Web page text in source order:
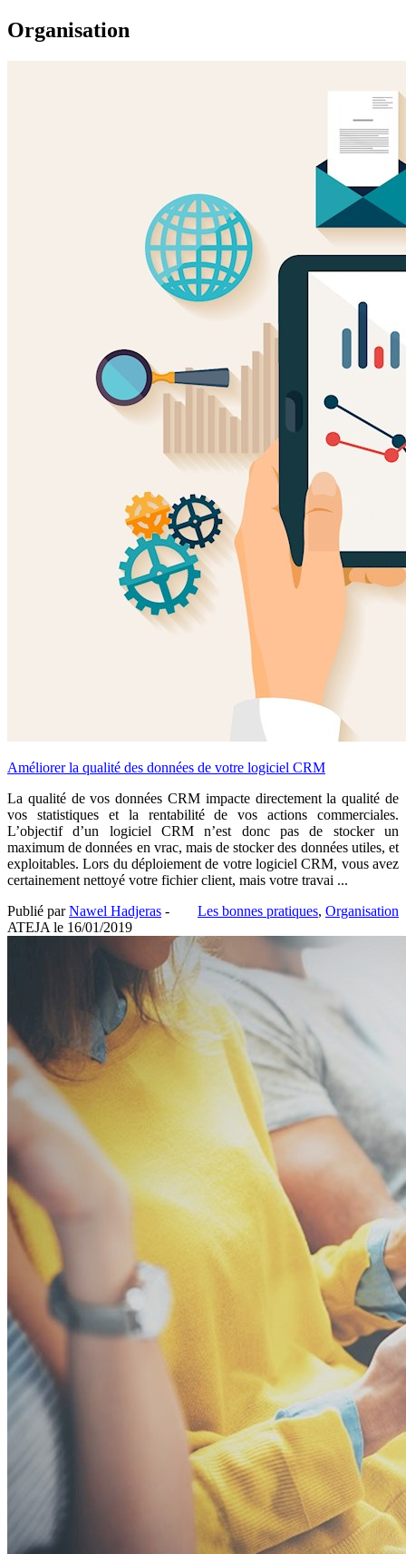
Organisation
Améliorer la qualité des données de votre logiciel CRM
La qualité de vos données CRM impacte directement la qualité de
vos statistiques et la rentabilité de vos actions commerciales.
L’objectif d’un logiciel CRM n’est donc pas de stocker un
maximum de données en vrac, mais de stocker des données utiles, et
exploitables. Lors du déploiement de votre logiciel CRM, vous avez
certainement nettoyé votre fichier client, mais votre travai ...
Les bonnes pratiques, Organisation
Publié parNawel Hadjeras -
ATEJA le 16/01/2019